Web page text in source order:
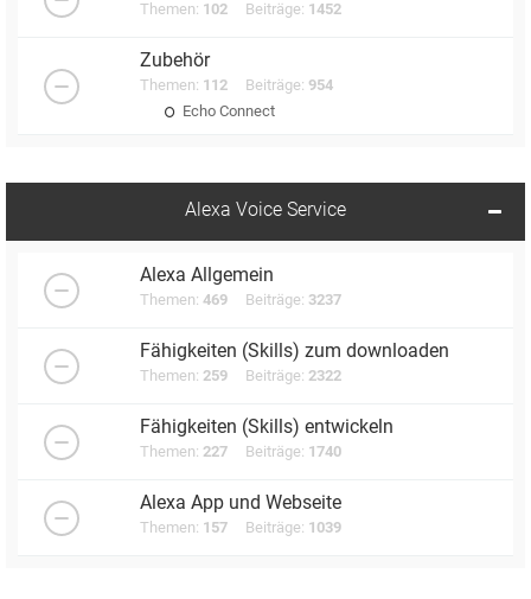
Themen: 102 Beiträge: 1452
Zubehör
Themen: 112 Beiträge: 954
Echo Connect
Alexa Voice Service
Alexa Allgemein
Themen: 469 Beiträge: 3237
Fähigkeiten (Skills) zum downloaden
Themen: 259 Beiträge: 2322
Fähigkeiten (Skills) entwickeln
Themen: 227 Beiträge: 1740
Alexa App und Webseite
Themen: 157 Beiträge: 1039